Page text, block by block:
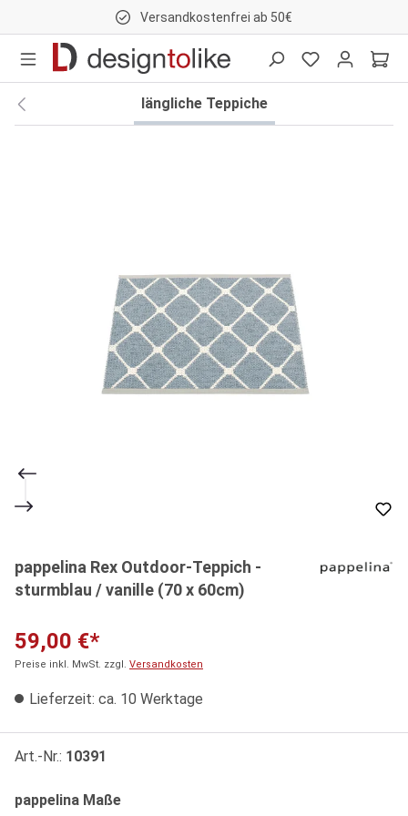
Versandkostenfrei ab 50€
längliche Teppiche
pappelina Rex Outdoor-Teppich -
sturmblau / vanille (70 x 60cm)
59,00 €*
Preise inkl. MwSt. zzgl. Versandkosten
Lieferzeit: ca. 10 Werktage
Art.-Nr.: 10391
pappelina Maßeauswählen